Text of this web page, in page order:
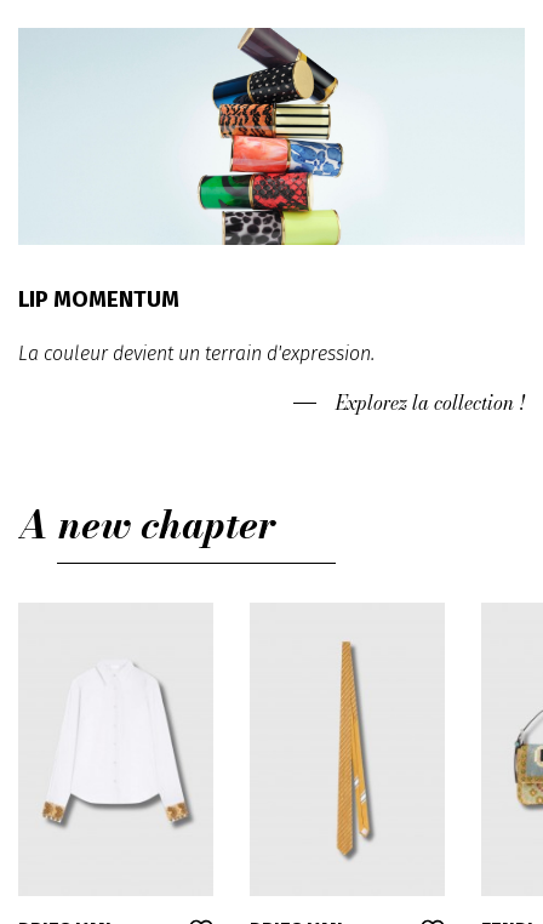
LIP MOMENTUM
La couleur devient un terrain d'expression.
Explorez la collection !
A new chapter